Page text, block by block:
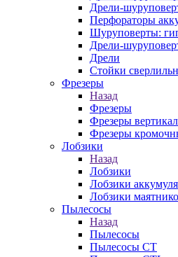
Дрели-
Перфораторы
Шуруповерты:
Дрели-
Дрели
Стойки
Фрезеры
Назад
Фрезеры
Фрезеры
Фрезеры
Лобзики
Назад
Лобзики
Лобзики
Лобзики
Пылесосы
Назад
Пылесосы
Пылесосы CT